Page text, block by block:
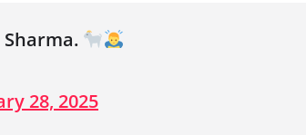
28, 2025